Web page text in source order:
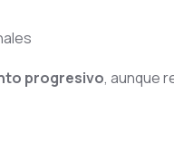
progresivo, aunque